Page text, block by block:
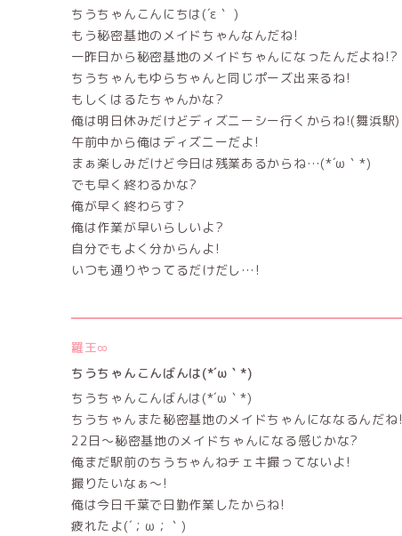
ちうちゃんこんにちは(´ε｀ )
もう秘密基地のメイドちゃんなんだね!
一昨日から秘密基地のメイドちゃんになったんだよね!?
ちうちゃんもゆらちゃんと同じポーズ出来るね!
もしくはるたちゃんかな?
俺は明日休みだけどディズニーシー行くからね!(舞浜駅)
午前中から俺はディズニーだよ!
まぁ楽しみだけど今日は残業あるからね…(*´ω｀*)
でも早く終わるかな?
俺が早く終わらす?
俺は作業が早いらしいよ?
自分でもよく分からんよ!
いつも通りやってるだけだし…!
羅王∞
ちうちゃんこんばんは(*´ω｀*)
ちうちゃんこんばんは(*´ω｀*)
ちうちゃんまた秘密基地のメイドちゃんにななるんだね!
22日〜秘密基地のメイドちゃんになる感じかな?
俺まだ駅前のちうちゃんねチェキ撮ってないよ!
撮りたいなぁ～!
俺は今日千葉で日勤作業したからね!
疲れたよ(´；ω；｀)